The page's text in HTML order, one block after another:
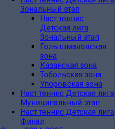
Зональный этап
Наст теннис
Детская лига
Зональный этап
Голышмановская
зона
Казанская зона
Тобольская зона
Упоровская зона
Наст теннис Детская лига
Муниципальный этап
Наст теннис Детская лига
Финал